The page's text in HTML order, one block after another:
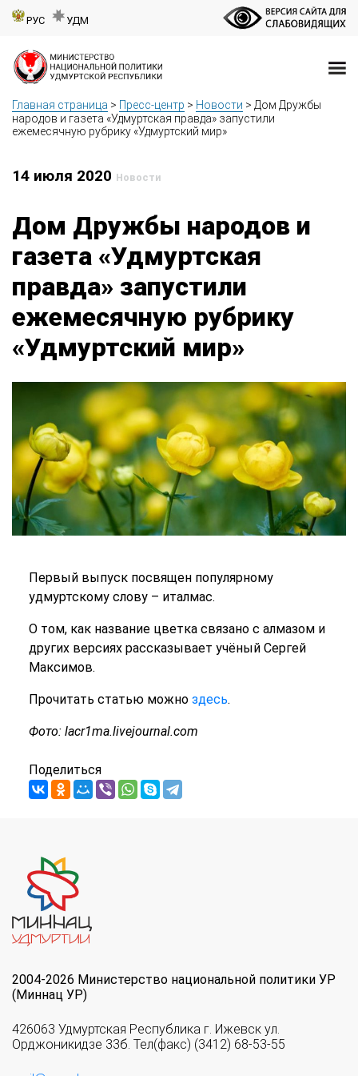
РУС УДМ
Главная страница > Пресс-центр > Новости > Дом Дружбы
народов и газета «Удмуртская правда» запустили
ежемесячную рубрику «Удмуртский мир»
14 июля 2020 Новости
Дом Дружбы народов и
газета «Удмуртская
правда» запустили
ежемесячную рубрику
«Удмуртский мир»
Первый выпуск посвящен популярному
удмуртскому слову – италмас.
О том, как название цветка связано с алмазом и
других версиях рассказывает учёный Сергей
Максимов.
Прочитать статью можно здесь.
Фото: lacr1ma.livejournal.com
Поделиться
2004-2026 Министерство национальной политики УР
(Миннац УР)
426063 Удмуртская Республика г. Ижевск ул.
Орджоникидзе 33б. Тел(факс) (3412) 68-53-55